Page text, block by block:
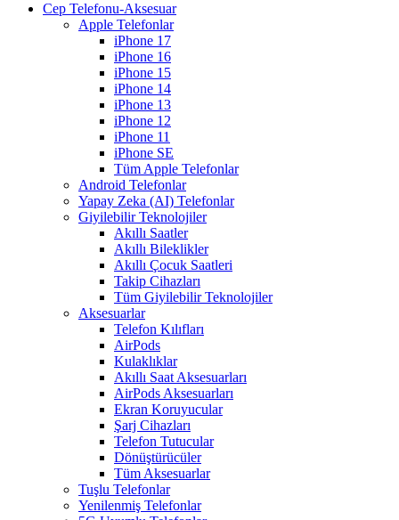
Cep Telefonu-Aksesuar
Apple Telefonlar
iPhone 17
iPhone 16
iPhone 15
iPhone 14
iPhone 13
iPhone 12
iPhone 11
iPhone SE
Tüm Apple Telefonlar
Android Telefonlar
Yapay Zeka (AI) Telefonlar
Giyilebilir Teknolojiler
Akıllı Saatler
Akıllı Bileklikler
Akıllı Çocuk Saatleri
Takip Cihazları
Tüm Giyilebilir Teknolojiler
Aksesuarlar
Telefon Kılıfları
AirPods
Kulaklıklar
Akıllı Saat Aksesuarları
AirPods Aksesuarları
Ekran Koruyucular
Şarj Cihazları
Telefon Tutucular
Dönüştürücüler
Tüm Aksesuarlar
Tuşlu Telefonlar
Yenilenmiş Telefonlar